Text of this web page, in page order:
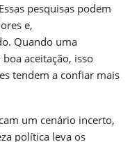
pesquisas podem
e,
Quando uma
aceitação, isso
tendem a confiar mais
um cenário incerto,
política leva os